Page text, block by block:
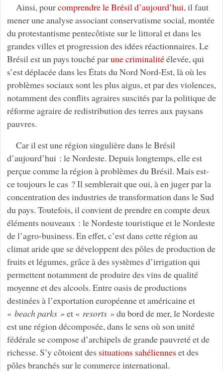
Ainsi, pourcomprendre le Brésil d’aujourd’hui, il faut
mener une analyse associant conservatisme social, montée
du protestantisme pentecôtiste sur le littoral et dans les
grandes villes et progression des idées réactionnaires. Le
Brésil est un pays touché parune criminalitéélevée, qui
s’est déplacée dans les États du Nord Nord-Est, là où les
problèmes sociaux sont les plus aigus, et par des violences,
notamment des conflits agraires suscités par la politique de
réforme agraire de redistribution des terres aux paysans
pauvres.
Car il est une région singulière dans le Brésil
d’aujourd’hui : le Nordeste. Depuis longtemps, elle est
perçue comme la région à problèmes du Brésil. Mais est-
ce toujours le cas ? Il semblerait que oui, à en juger par la
concentration des industries de transformation dans le Sud
du pays. Toutefois, il convient de prendre en compte deux
éléments nouveaux : le Nordeste touristique et le Nordeste
de l’agro-business. En effet, c’est dans cette région au
climat aride que se développent des pôles de production de
fruits et légumes, grâce à des systèmes d’irrigation qui
permettent notamment de produire des vins de qualité
moyenne et des alcools. Entre oasis de productions
destinées à l’exportation européenne et américaine et
« beach parks »et « resorts »du bord de mer, le Nordeste
est une région décomposée, dans le sens où son unité
fédérale se compose d’archipels de grande pauvreté et de
richesse. S’y côtoient des situations sahélienneset des
pôles branchés sur le commerce international.